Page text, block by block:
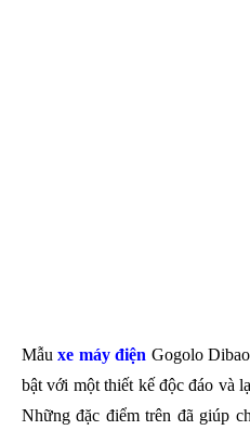
Mẫu xe máy điện Gogolo
bật với một thiết kế độc đáo và
Những đặc điểm trên đã giúp